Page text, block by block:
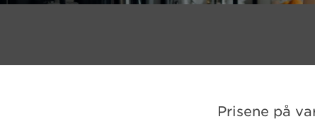
Prisene på